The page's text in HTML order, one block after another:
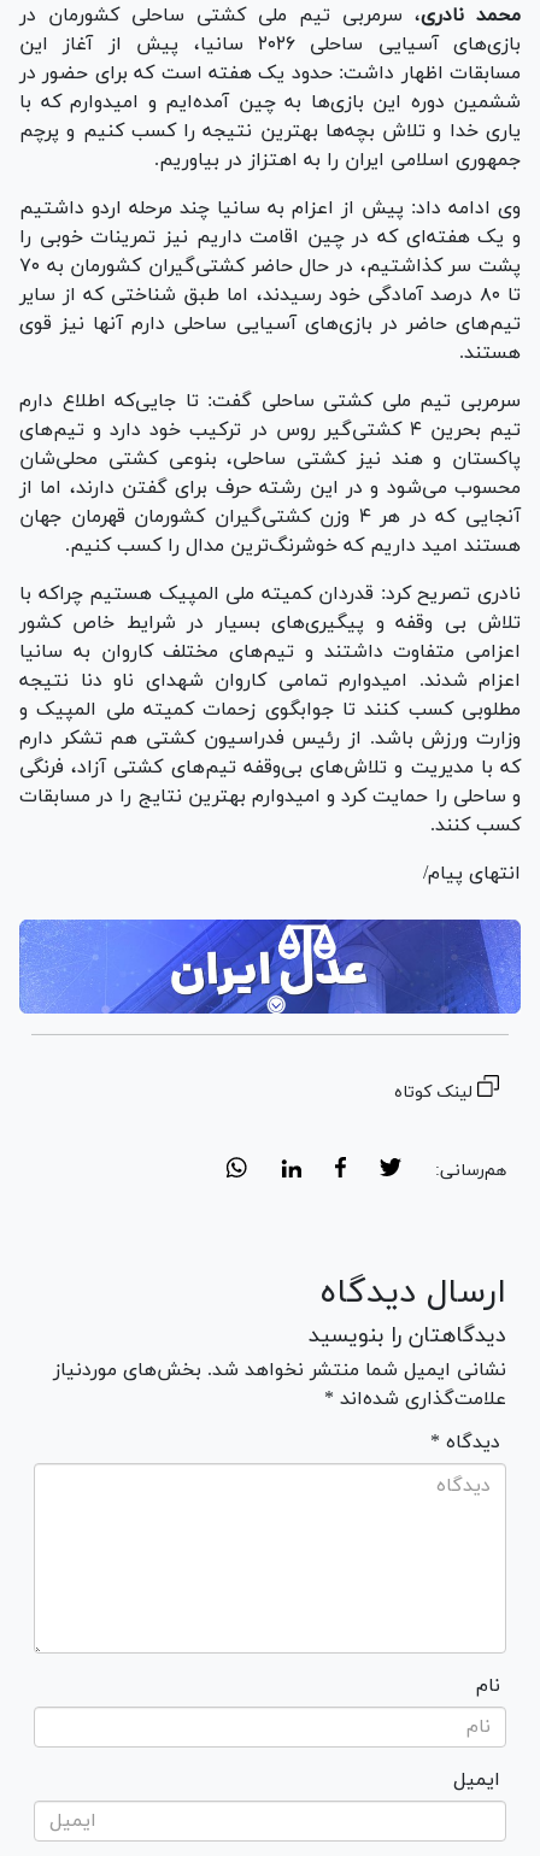
محمد نادری، سرمربی تیم ملی کشتی ساحلی کشورمان در
بازی‌های آسیایی ساحلی ۲۰۲۶ سانیا، پیش از آغاز این
مسابقات اظهار داشت: حدود یک هفته است که برای حضور در
ششمین دوره این بازی‌ها به چین آمده‌ایم و امیدوارم که با
یاری خدا و تلاش بچه‌ها بهترین نتیجه را کسب کنیم و پرچم
جمهوری اسلامی ایران را به اهتزاز در بیاوریم.
وی ادامه داد: پیش از اعزام به سانیا چند مرحله اردو داشتیم
و یک هفته‌ای که در چین اقامت داریم نیز تمرینات خوبی را
پشت سر کذاشتیم، در حال حاضر کشتی‌گیران کشورمان به ۷۰
تا ۸۰ درصد آمادگی خود رسیدند، اما طبق شناختی که از سایر
تیم‌های حاضر در بازی‌های آسیایی ساحلی دارم آنها نیز قوی
هستند.
سرمربی تیم ملی کشتی ساحلی گفت: تا جایی‌که اطلاع دارم
تیم بحرین ۴ کشتی‌گیر روس در ترکیب خود دارد و تیم‌های
پاکستان و هند نیز کشتی ساحلی، بنوعی کشتی محلی‌شان
محسوب می‌شود و در این رشته حرف برای گفتن دارند، اما از
آنجایی که در هر ۴ وزن کشتی‌گیران کشورمان قهرمان جهان
هستند امید داریم که خوشرنگ‌ترین مدال را کسب کنیم.
نادری تصریح کرد: قدردان کمیته ملی المپیک هستیم چراکه با
تلاش بی وقفه و پیگیری‌های بسیار در شرایط خاص کشور
اعزامی متفاوت داشتند و تیم‌های مختلف کاروان به سانیا
اعزام شدند. امیدوارم تمامی کاروان شهدای ناو دنا نتیجه
مطلوبی کسب کنند تا جوابگوی زحمات کمیته ملی المپیک و
وزارت ورزش باشد. از رئیس فدراسیون کشتی هم تشکر دارم
که با مدیریت و تلاش‌های بی‌وقفه تیم‌های کشتی آزاد، فرنگی
و ساحلی را حمایت کرد و امیدوارم بهترین نتایج را در مسابقات
کسب کنند.
انتهای پیام/
لینک کوتاه
هم‌رسانی:
ارسال دیدگاه
دیدگاهتان را بنویسید
نشانی ایمیل شما منتشر نخواهد شد. بخش‌های موردنیاز
علامت‌گذاری شده‌اند *
* دیدگاه
نام
ایمیل